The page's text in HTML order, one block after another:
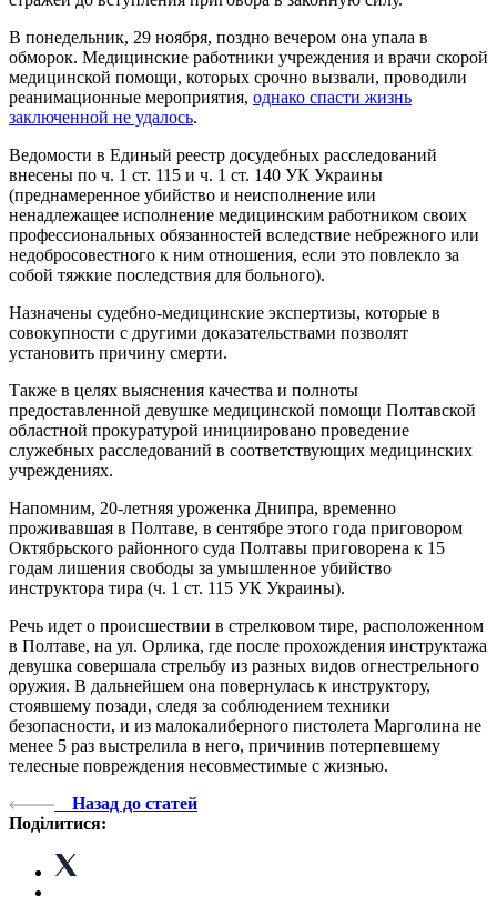
В понедельник, 29 ноября, поздно вечером она упала в
обморок. Медицинские работники учреждения и врачи скорой
медицинской помощи, которых срочно вызвали, проводили
реанимационные мероприятия, однако спасти жизнь
заключенной не удалось.
Ведомости в Единый реестр досудебных расследований
внесены по ч. 1 ст. 115 и ч. 1 ст. 140 УК Украины
(преднамеренное убийство и неисполнение или
ненадлежащее исполнение медицинским работником своих
профессиональных обязанностей вследствие небрежного или
недобросовестного к ним отношения, если это повлекло за
собой тяжкие последствия для больного).
Назначены судебно-медицинские экспертизы, которые в
совокупности с другими доказательствами позволят
установить причину смерти.
Также в целях выяснения качества и полноты
предоставленной девушке медицинской помощи Полтавской
областной прокуратурой инициировано проведение
служебных расследований в соответствующих медицинских
учреждениях.
Напомним, 20-летняя уроженка Днипра, временно
проживавшая в Полтаве, в сентябре этого года приговором
Октябрьского районного суда Полтавы приговорена к 15
годам лишения свободы за умышленное убийство
инструктора тира (ч. 1 ст. 115 УК Украины).
Речь идет о происшествии в стрелковом тире, расположенном
в Полтаве, на ул. Орлика, где после прохождения инструктажа
девушка совершала стрельбу из разных видов огнестрельного
оружия. В дальнейшем она повернулась к инструктору,
стоявшему позади, следя за соблюдением техники
безопасности, и из малокалиберного пистолета Марголина не
менее 5 раз выстрелила в него, причинив потерпевшему
телесные повреждения несовместимые с жизнью.
Назад до статей
Поділитися: